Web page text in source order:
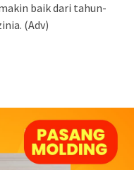
baik dari tahun-
(Adv)